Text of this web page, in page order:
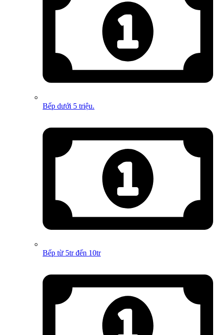
Bếp dưới 5 triệu.
Bếp từ 5tr đến 10tr